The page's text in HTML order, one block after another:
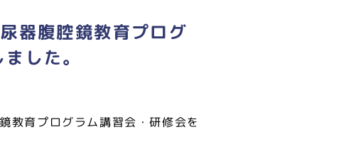
器腹腔鏡教育プログ
した。
育プログラム講習会・研修会を